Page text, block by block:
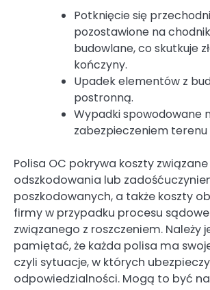
Potknięcie się
pozostawione na
budowlane, co skutkuje
kończyny.
Upadek elementów z
postronną.
Wypadki spowodowane
zabezpieczeniem terenu
Polisa OC pokrywa koszty
odszkodowania lub
poszkodowanych, a także koszty
firmy w przypadku procesu
związanego z roszczeniem. Należy
pamiętać, że każda polisa ma
czyli sytuacje, w których
odpowiedzialności. Mogą to być na